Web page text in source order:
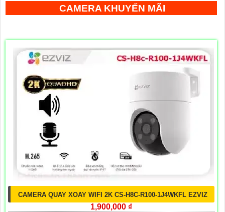
CAMERA KHUYẾN MÃI
CAMERA QUAY XOAY WIFI 2K CS-H8C-R100-1J4WKFL EZVIZ
1,900,000 ₫